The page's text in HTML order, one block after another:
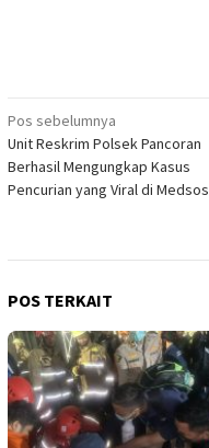
Navigasi
pos
Pos sebelumnya
Unit Reskrim Polsek Pancoran
Berhasil Mengungkap Kasus
Pencurian yang Viral di Medsos
POS TERKAIT